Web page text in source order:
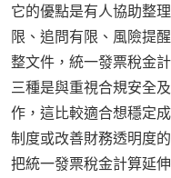
它的優點是有人協助整
限、追問有限、風險提
整文件，統一發票稅金
三種是與重視合規安全
作，這比較適合想穩定
制度或改善財務透明度
把統一發票稅金計算延